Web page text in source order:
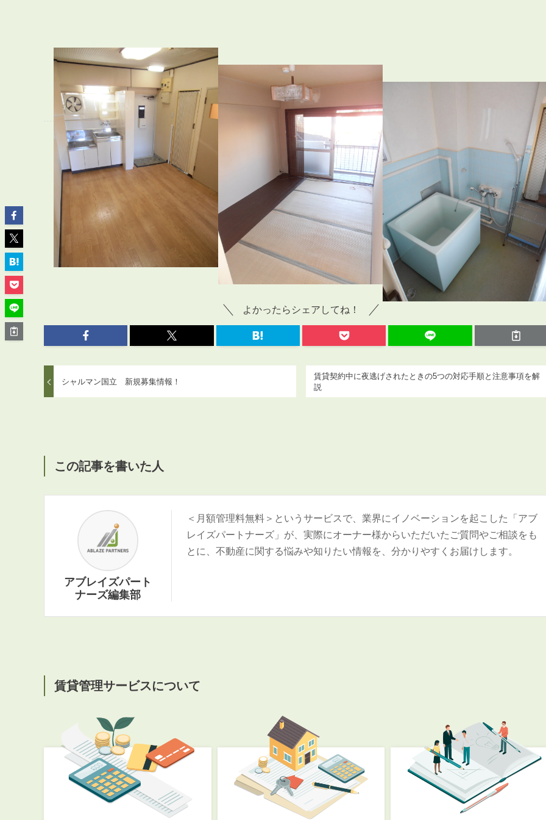
ABOUT 私たちについて
会社概要
企業理念
スタッフ紹介
グループ会社紹介
採用情報
3POINT
自慢の「賃料設定」／マーケティング
仲介会社とのネットワークで情報提供力に自信あり
物件プロモーション＆バリューアップリフォーム
SERVICE
マンションの自主管理について
アパートの大規模修繕について
アパートの監視カメラ設置について
BROKER 仲介業者様へ
会員登録
賃貸仲介会社様向け物件検索ログイン
仲介業者向け・申込方法
申し込みから契約の流れ
お問い合わせ
TEL: 03-6262-9556
【受付時間】10:00~19:00（定休日：水曜日）
よかったらシェアしてね！
シャルマン国立 新規募集情報！
賃貸契約中に夜逃げされたときの5つの対応手順と注意事項を解
説
この記事を書いた人
アブレイズパート
ナーズ編集部
＜月額管理料無料＞というサービスで、業界にイノベーションを起こした「アブ
レイズパートナーズ」が、実際にオーナー様からいただいたご質問やご相談をも
とに、不動産に関する悩みや知りたい情報を、分かりやすくお届けします。
賃貸管理サービスについて